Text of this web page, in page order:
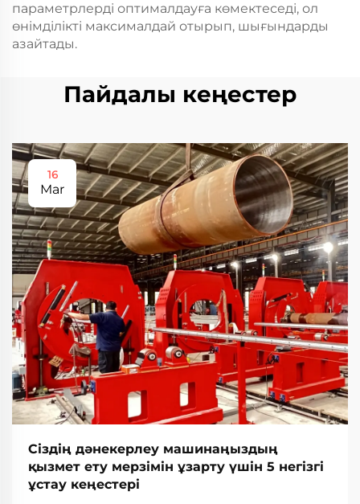
параметрлерді оптималдауға көмектеседі, ол
өнімділікті максималдай отырып, шығындарды
азайтады.
Пайдалы кеңестер
16
Mar
Сіздің дәнекерлеу машинаңыздың
қызмет ету мерзімін ұзарту үшін 5 негізгі
ұстау кеңестері